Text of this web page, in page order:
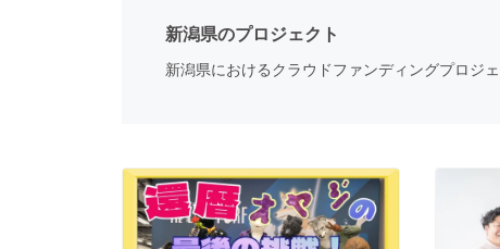
ビジネス・起業
新潟県のプロジェクト
新潟県におけるクラウドファンディングプロジェ